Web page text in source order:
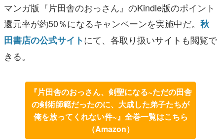
マンガ版『片田舎のおっさん』のKindle版のポイント
還元率が約50％になるキャンペーンを実施中だ。 秋
田書店の公式サイトにて、各取り扱いサイトも閲覧で
きる。
『片田舎のおっさん、剣聖になる~ただの田舎
の剣術師範だったのに、大成した弟子たちが
俺を放ってくれない件~』全巻一覧はこちら
（Amazon）